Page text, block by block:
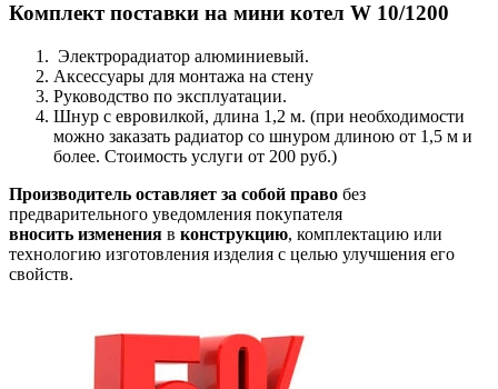
Комплект поставки на мини котел W 10/1200
Электрорадиатор алюминиевый.
Аксессуары для монтажа на стену
Руководство по эксплуатации.
Шнур с евровилкой, длина 1,2 м. (при необходимости
можно заказать радиатор со шнуром длиною от 1,5 м и
более. Стоимость услуги от 200 руб.)
Производитель оставляет за собой право без
предварительного уведомления покупателя
вносить изменения в конструкцию, комплектацию или
технологию изготовления изделия с целью улучшения его
свойств.